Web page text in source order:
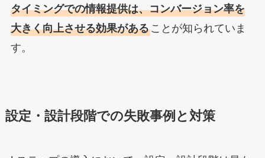
タイミングでの情報提供は、コンバージョン率を
大きく向上させる効果があることが知られていま
す。
設定・設計段階での失敗事例と対策